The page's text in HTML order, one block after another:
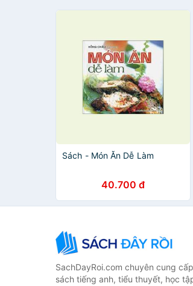
Sách - Món Ăn Dễ Làm
40.700 đ
SachDayRoi.com chuyên cung
sách tiếng anh, tiểu thuyết, học